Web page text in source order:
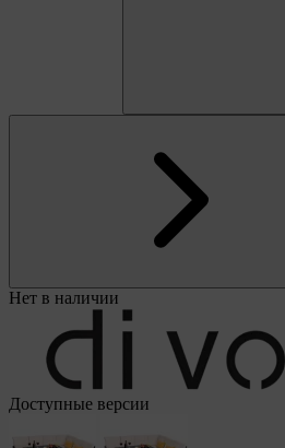
Нет в наличии
Доступные версии